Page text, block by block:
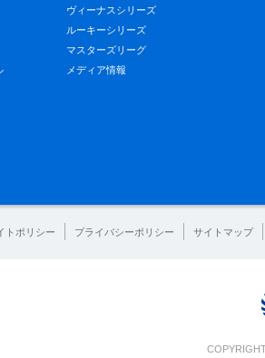
ヴィーナスシリーズ
ルーキーシリーズ
マスターズリーグ
メディア情報
トポリシー プライバシーポリシー サイトマップ